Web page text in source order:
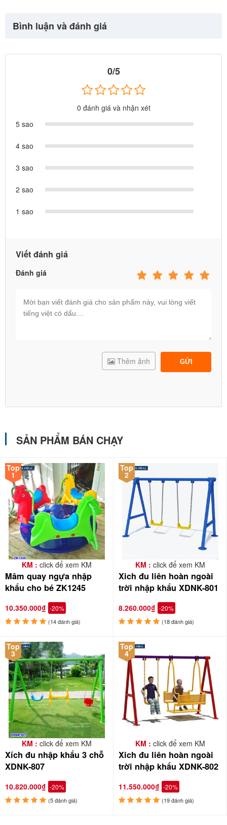
Review khu vui chơi ngoài trời lắp cho khách hàng ở HN: thú
Xích đu liên hoàn và nhún lò xo lắp cho khách hàng khu
chung cư
Bình luận và đánh giá
0/5
0 đánh giá và nhận xét
5 sao
4 sao
3 sao
2 sao
1 sao
Viết đánh giá
Đánh giá
GỬI
Thêm ảnh
SẢN PHẨM BÁN CHẠY
Top
1
KM : click để xem KM
Mâm quay ngựa nhập
khẩu cho bé ZK1245
10.350.000₫ -20%
(14 đánh giá)
Top
2
KM : click để xem KM
Xich đu liên hoàn ngoài
trời nhập khẩu XDNK-801
8.260.000₫ -20%
(18 đánh giá)
Top
3
KM : click để xem KM
Xích đu nhập khẩu 3 chỗ
XDNK-807
10.820.000₫ -20%
(5 đánh giá)
Top
4
KM : click để xem KM
Xich đu liên hoàn ngoài
trời nhập khẩu XDNK-802
11.550.000₫ -20%
(19 đánh giá)